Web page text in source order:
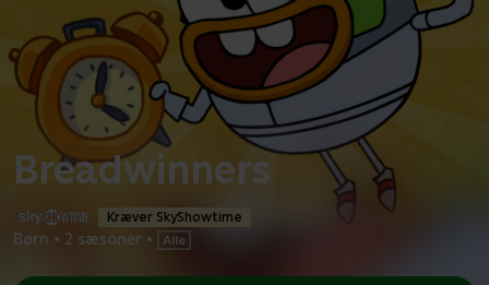
Breadwinners
Kræver SkyShowtime
Børn • 2 sæsoner •